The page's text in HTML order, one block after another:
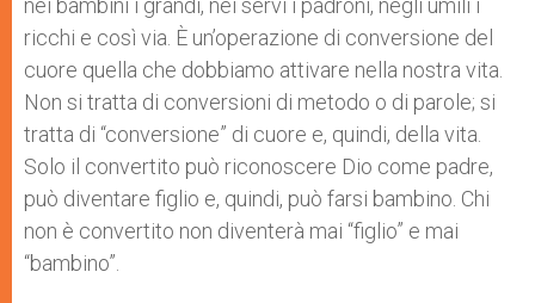
nei bambini i grandi, nei servi i padroni, negli umili i
ricchi e così via. È un’operazione di conversione del
cuore quella che dobbiamo attivare nella nostra vita.
Non si tratta di conversioni di metodo o di parole; si
tratta di “conversione” di cuore e, quindi, della vita.
Solo il convertito può riconoscere Dio come padre,
può diventare figlio e, quindi, può farsi bambino. Chi
non è convertito non diventerà mai “figlio” e mai
“bambino”.